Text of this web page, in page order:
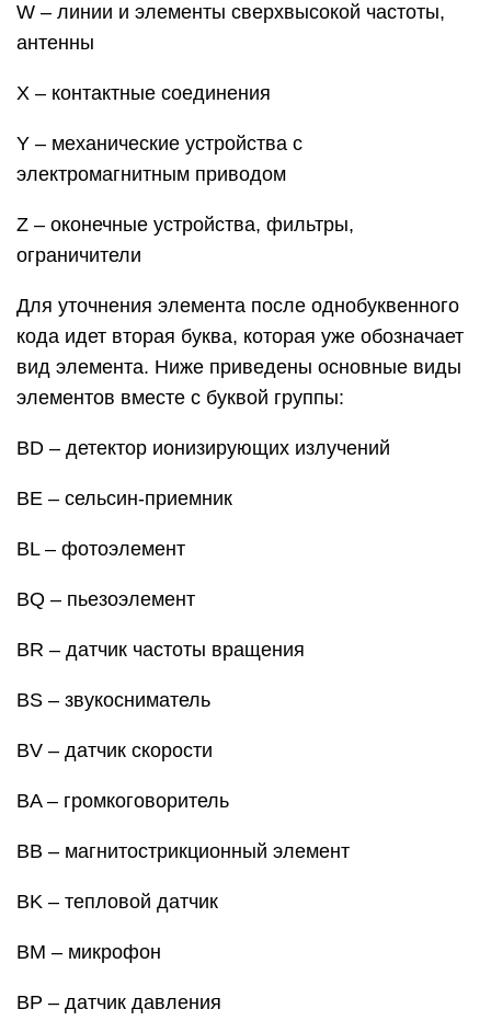
W – линии и элементы сверхвысокой частоты,
антенны
X – контактные соединения
Y – механические устройства с
электромагнитным приводом
Z – оконечные устройства, фильтры,
ограничители
Для уточнения элемента после однобуквенного
кода идет вторая буква, которая уже обозначает
вид элемента. Ниже приведены основные виды
элементов вместе с буквой группы:
BD – детектор ионизирующих излучений
BE – сельсин-приемник
BL – фотоэлемент
BQ – пьезоэлемент
BR – датчик частоты вращения
BS – звукосниматель
BV – датчик скорости
BA – громкоговоритель
BB – магнитострикционный элемент
BK – тепловой датчик
BM – микрофон
BP – датчик давления